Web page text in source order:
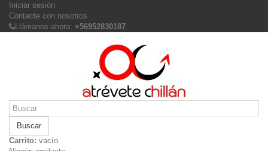
Iniciar sesión
Contacte con nosotros
Llámanos ahora: +56952830187
Buscar
Carrito: vacío